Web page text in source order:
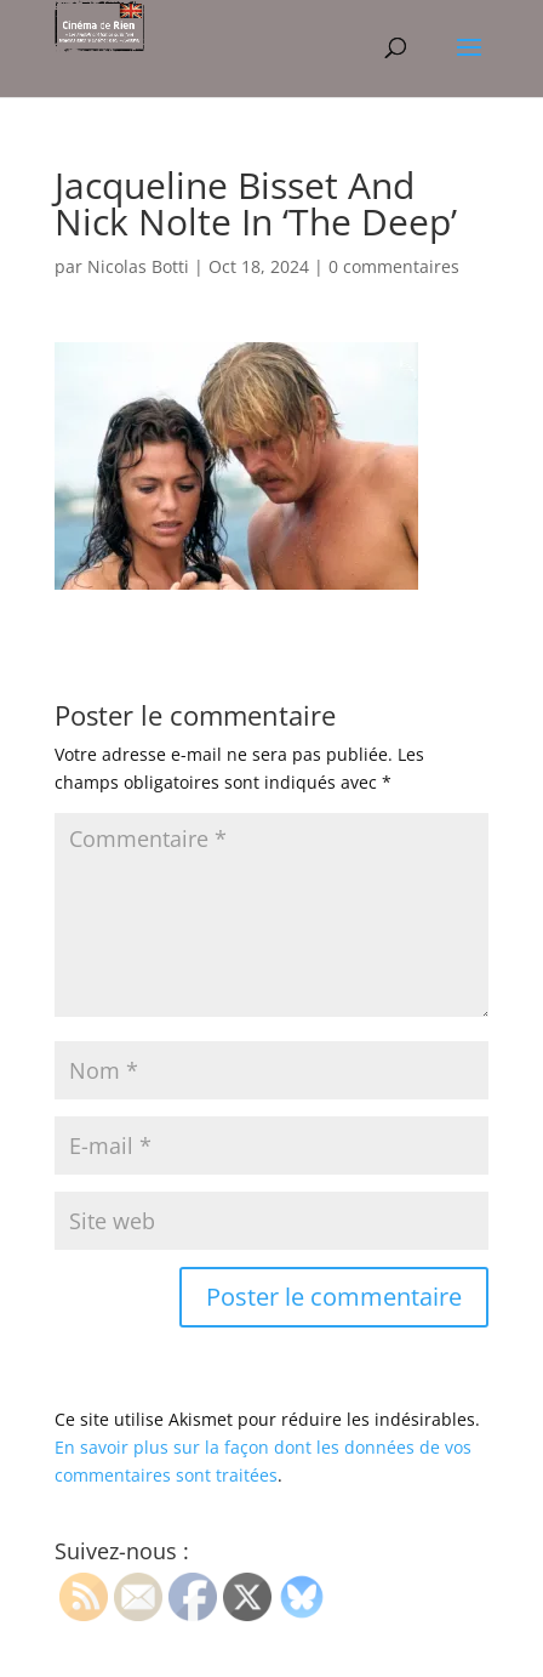
Jacqueline Bisset And
Nick Nolte In ‘The Deep’
par Nicolas Botti | Oct 18, 2024| 0 commentaires
Poster le commentaire
Votre adresse e-mail ne sera pas publiée. Les
champs obligatoires sont indiqués avec *
Ce site utilise Akismet pour réduire les indésirables.
En savoir plus sur la façon dont les données de vos
commentaires sont traitées.
Suivez-nous :